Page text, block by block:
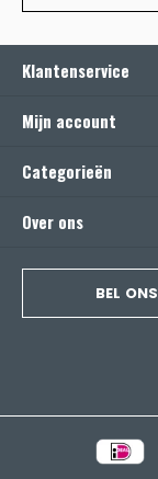
Klantenservice
Mijn account
Categorieën
Over ons
BEL ONS